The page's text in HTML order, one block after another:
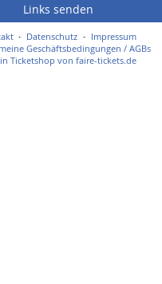
Links senden
Datenschutz
Impressum
Geschäftsbedingungen / AGBs
Ticketshop von faire-tickets.de